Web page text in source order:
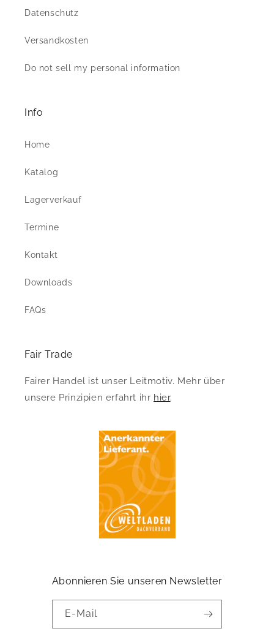
Datenschutz
Versandkosten
Do not sell my personal information
Info
Home
Katalog
Lagerverkauf
Termine
Kontakt
Downloads
FAQs
Fair Trade
Fairer Handel ist unser Leitmotiv. Mehr über
unsere Prinzipien erfahrt ihr hier.
Abonnieren Sie unseren Newsletter
E-Mail